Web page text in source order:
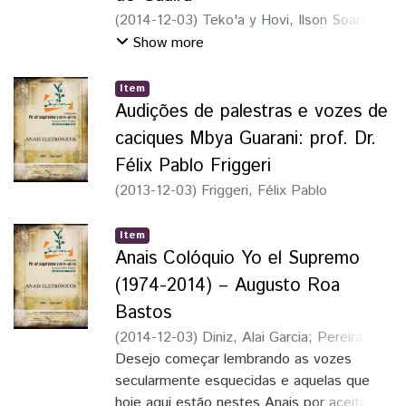
nos Anais e podem ser ouvidos na íntegra.
Aos caciques Ilson Soares; Liborio
Garcia do Guaira; a Cassemiro Pereira
Ocoí
e a todos que contribuíram com a potência
de sua fala na batalha do cotidiano, meu
eterno agradecimento.
(2014-12-03) Teko'a y Hovi, Ilson Soares
do Show more
Item
Audições de palestras e vozes de
caciques Mbya Guarani: prof. Dr.
Félix Pablo Friggeri
(2013-12-03) Friggeri, Félix Pablo
Item
Anais Colóquio Yo el Supremo
(1974-2014) – Augusto Roa
Bastos
(2014-12-03) Diniz, Alai Garcia; Pereira,
Fernanda
Desejo começar lembrando as vozes
secularmente esquecidas e aquelas que